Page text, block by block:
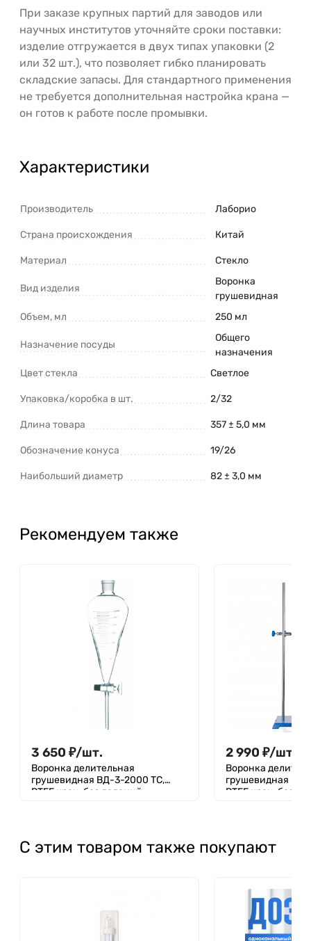
При заказе крупных партий для заводов или
научных институтов уточняйте сроки поставки:
изделие отгружается в двух типах упаковки (2
или 32 шт.), что позволяет гибко планировать
складские запасы. Для стандартного применения
не требуется дополнительная настройка крана —
он готов к работе после промывки.
Характеристики
Производитель Лаборио
Страна происхождения Китай
Материал Стекло
Вид изделия
Воронка
грушевидная
Объем, мл
250 мл
Назначение посуды
Общего
назначения
Цвет стекла
Светлое
Упаковка/коробка в шт. 2/32
Длина товара 357 ± 5,0 мм
Обозначение конуса 19/26
Наибольший диаметр 82 ± 3,0 мм
Рекомендуем также
3 650 ₽/шт.
Воронка делительная
грушевидная ВД-3-2000 ТС,
PTFE кран, без делений
2 990 ₽/шт.
Воронка
грушевидная ВД-
PTFE кран, без
С этим товаром также покупают